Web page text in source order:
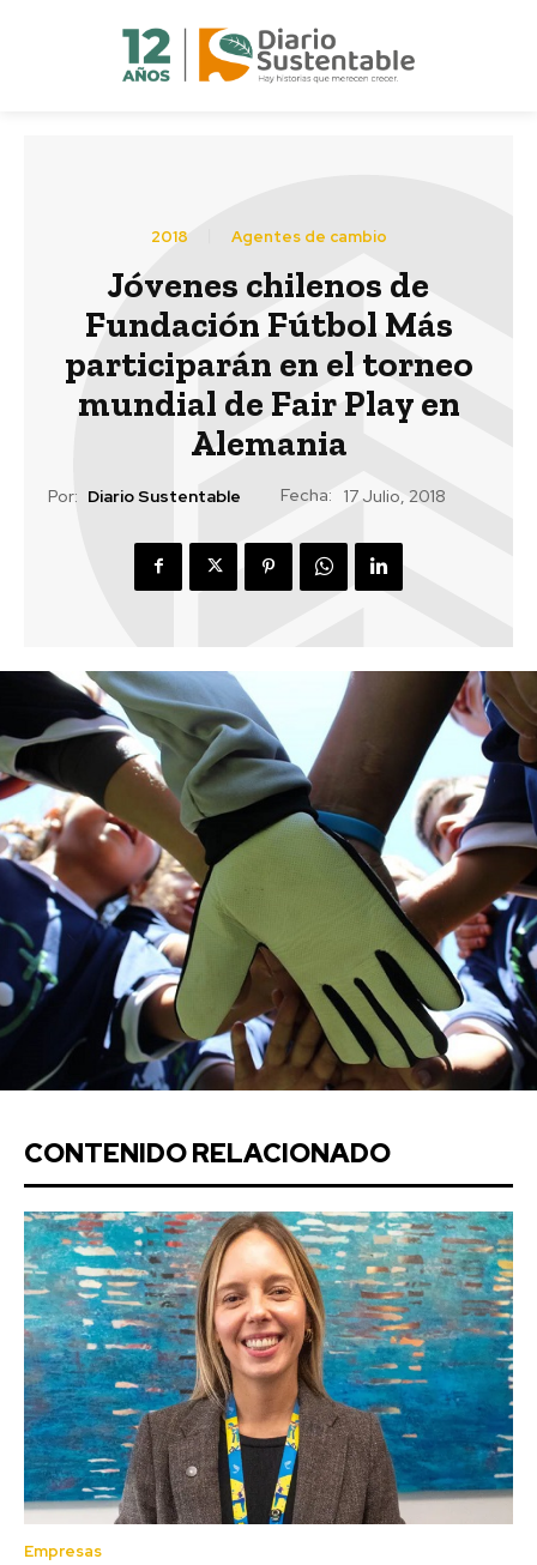
2018 Agentes de cambio
Jóvenes chilenos de
Fundación Fútbol Más
participarán en el torneo
mundial de Fair Play en
Alemania
Por: Diario Sustentable Fecha: 17 Julio, 2018
CONTENIDO RELACIONADO
Empresas